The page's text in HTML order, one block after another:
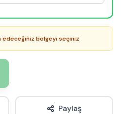
edeceğiniz bölgeyi seçiniz
Paylaş